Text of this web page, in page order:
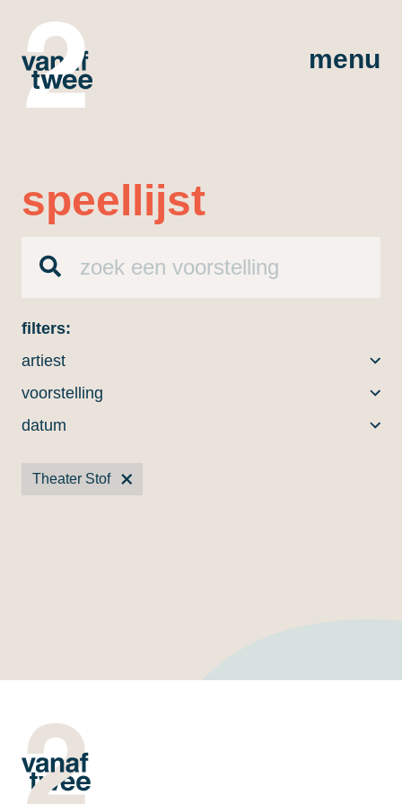
menu
speellijst
filters:
artiest
voorstelling
datum
Theater Stof